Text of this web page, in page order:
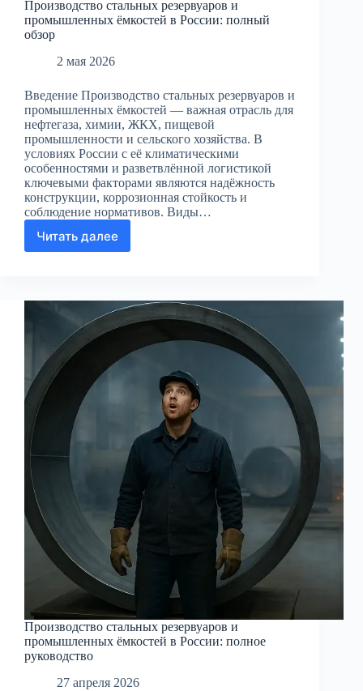
Производство стальных резервуаров и
промышленных ёмкостей в России: полный
обзор
2 мая 2026
Введение Производство стальных резервуаров и
промышленных ёмкостей — важная отрасль для
нефтегаза, химии, ЖКХ, пищевой
промышленности и сельского хозяйства. В
условиях России с её климатическими
особенностями и разветвлённой логистикой
ключевыми факторами являются надёжность
конструкции, коррозионная стойкость и
соблюдение нормативов. Виды…
Читать далее
Производство
промышленных
ёмкостей
в
России:
полный
обзор
Производство стальных резервуаров и
промышленных ёмкостей в России: полное
руководство
27 апреля 2026